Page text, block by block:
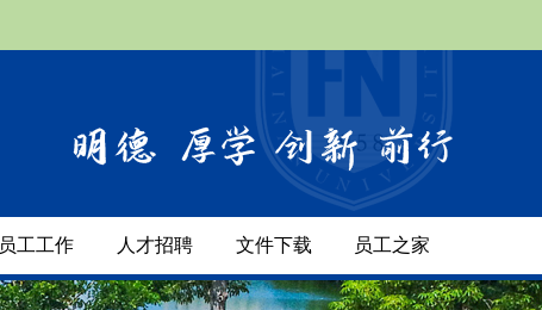
员工工作 人才招聘 文件下载 员工之家